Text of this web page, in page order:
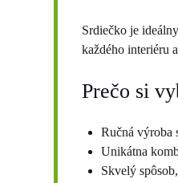
Srdiečko je
každého interiéru
Prečo si
Ručná výroba
Unikátna
Skvelý